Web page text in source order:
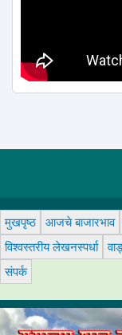
मुखपृष्ठ आजचे बाजारभाव
विश्वस्तरीय लेखनस्पर्धा
संपर्क